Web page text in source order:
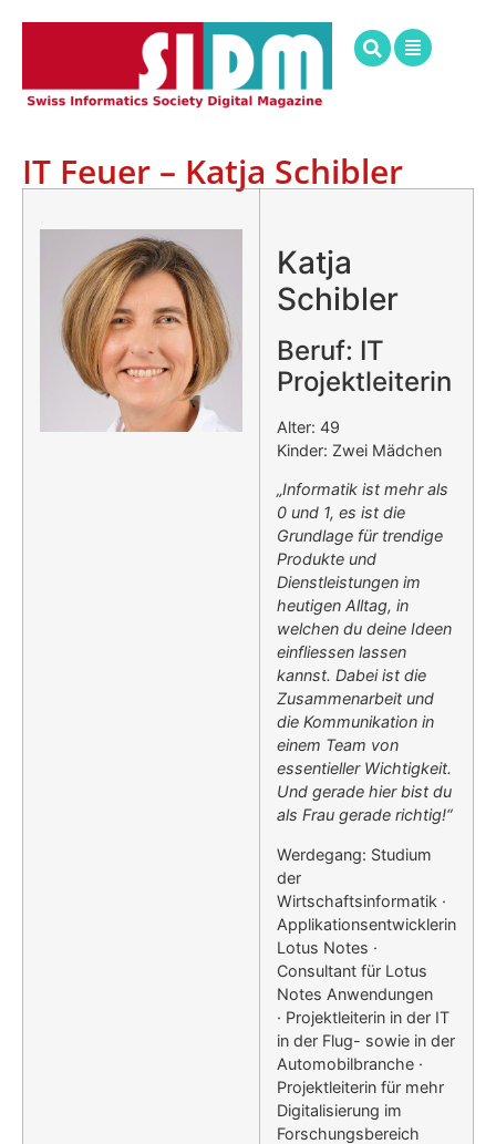
IT Feuer – Katja Schibler
Katja
Schibler
Beruf: IT
Projektleiterin
Alter: 49
Kinder: Zwei Mädchen
„Informatik ist mehr als
0 und 1, es ist die
Grundlage für trendige
Produkte und
Dienstleistungen im
heutigen Alltag, in
welchen du deine Ideen
einfliessen lassen
kannst. Dabei ist die
Zusammenarbeit und
die Kommunikation in
einem Team von
essentieller Wichtigkeit.
Und gerade hier bist du
als Frau gerade richtig!“
Werdegang: Studium
der
Wirtschaftsinformatik ·
Applikationsentwicklerin
Lotus Notes ·
Consultant für Lotus
Notes Anwendungen
· Projektleiterin in der IT
in der Flug- sowie in der
Automobilbranche ·
Projektleiterin für mehr
Digitalisierung im
Forschungsbereich